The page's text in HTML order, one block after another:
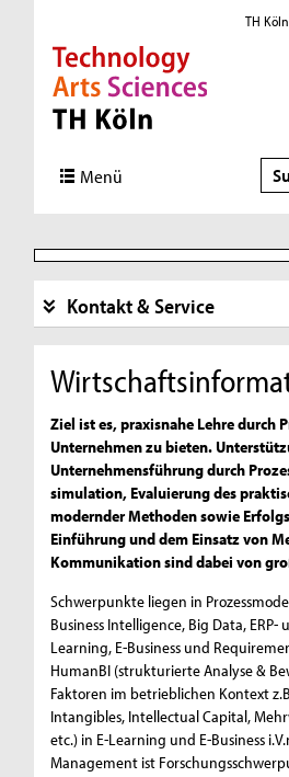
Direkt zur Hauptnavigation
Direkt zur Subnavigation
Direkt zum Inhalt
Direkt zum Fußbereich
TH
Menü
Kontakt & Service
Ziel ist es, praxisnahe Lehre durch
Unternehmen zu bieten.
Unternehmensführung durch
simulation, Evaluierung des
modernder Methoden sowie
Einführung und dem Einsatz von
Kommunikation sind dabei von
Schwerpunkte liegen in
Business Intelligence, Big Data, ERP-
Learning, E-Business und
HumanBI (strukturierte Analyse &
Faktoren im betrieblichen Kontext
Intangibles, Intellectual Capital,
etc.) in E-Learning und E-Business
Management ist